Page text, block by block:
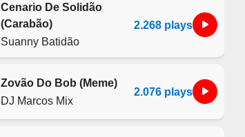
Cenario De Solidão
(Carabão)
Suanny Batidão
2.268 plays
Zovão Do Bob (Meme)
DJ Marcos Mix
2.076 plays